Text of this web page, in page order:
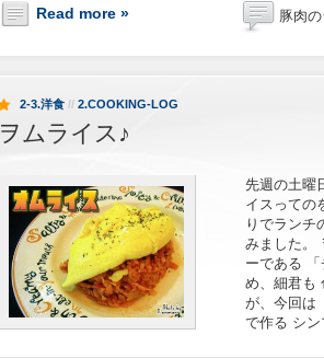
Read more » 豚肉
2-3.洋食 // 2.COOKING-LOG
ヲムライス♪
先週の土曜
イスっての
りでランチ
みました。
ーである
め、細君も
が、今回は
で作る シ